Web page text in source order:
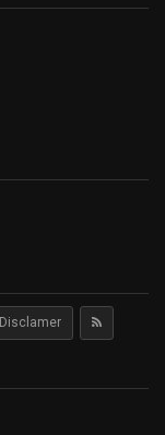
Disclamer